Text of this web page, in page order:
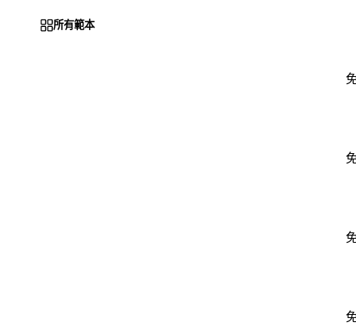
所有範本